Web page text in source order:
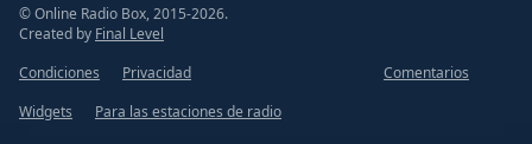
© Online Radio Box, 2015-2026.
Created by Final Level
Condiciones
Privacidad
Comentarios
Widgets
Para las estaciones de radio